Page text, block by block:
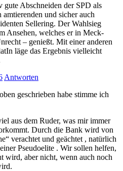
gute Abschneiden der SPD als
und sicher auch
Sellering. Der Wahlsieg
Ansehen, welches er in Meck-
– genießt. Mit einer anderen
läge das Ergebnis vielleicht
Antworten
geschrieben habe stimme ich
aus dem Ruder, was mir immer
Durch die Bank wird von
verachtet und geächtet , natürlich
Pseudoelite . Wir sollen helfen,
wird, aber nicht, wenn auch noch